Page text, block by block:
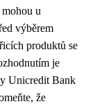
u
výběrem
produktů se
je
Unicredit Bank
že